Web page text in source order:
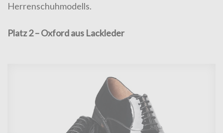
Herrenschuhmodells.
Platz 2 – Oxford aus Lackleder